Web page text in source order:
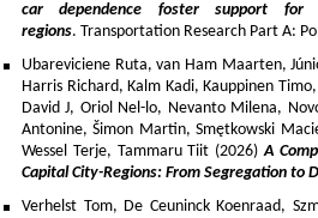
car dependence foster support for
regions. Transportation Research Part A:
Ubareviciene Ruta, van Ham Maarten,
Harris Richard, Kalm Kadi, Kauppinen
David J, Oriol Nel-lo, Nevanto Milena,
Antonine, Šimon Martin, Smętkowski
Wessel Terje, Tammaru Tiit (2026)A
Capital City-Regions: From Segregation to
Verhelst Tom, De Ceuninck Koenraad,